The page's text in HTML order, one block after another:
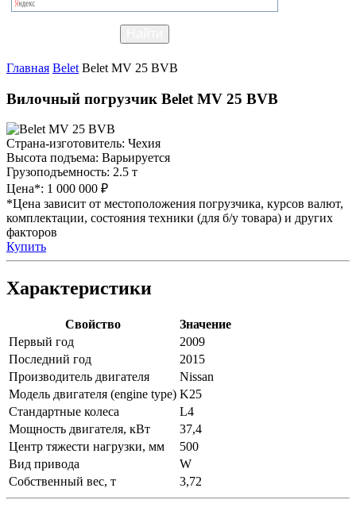
Главная Belet Belet MV 25 BVB
Вилочный погрузчик Belet MV 25 BVB
Страна-изготовитель: Чехия
Высота подъема: Варьируется
Грузоподъемность: 2.5 т
Цена*: 1 000 000 ₽
*Цена зависит от местоположения погрузчика, курсов валют,
комплектации, состояния техники (для б/у товара) и других
факторов
Купить
Характеристики
Свойство
Значение
Первый год
2009
Последний год
2015
Производитель двигателя
Nissan
Модель двигателя (engine type) K25
Стандартные колеса
L4
Мощность двигателя, кВт
37,4
Центр тяжести нагрузки, мм
500
Вид привода
W
Собственный вес, т
3,72